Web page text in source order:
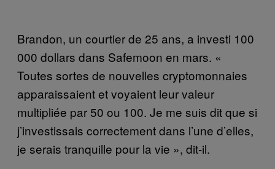
Brandon, un courtier de 25 ans, a investi 100
000 dollars dans Safemoon en mars. «
Toutes sortes de nouvelles cryptomonnaies
apparaissaient et voyaient leur valeur
multipliée par 50 ou 100. Je me suis dit que si
j’investissais correctement dans l’une d’elles,
je serais tranquille pour la vie », dit-il.